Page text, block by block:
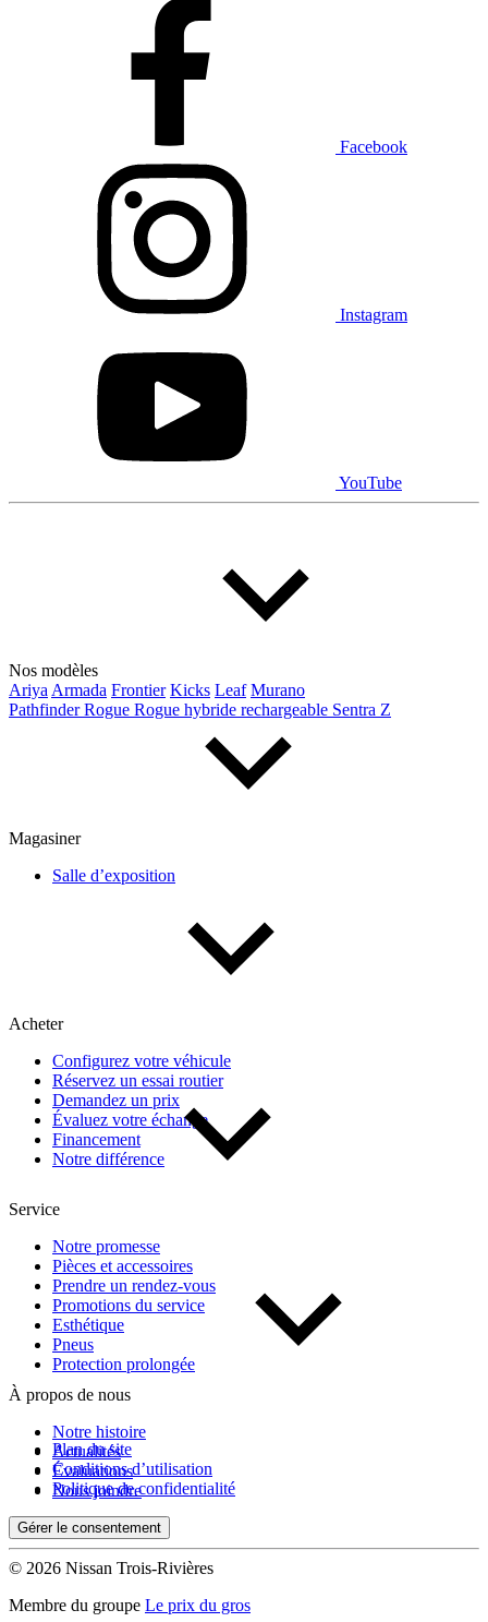
Facebook
Instagram
YouTube
Nos modèles
Ariya Armada Frontier Kicks Leaf Murano
PathfinderRogue Rogue hybride rechargeable Sentra Z
Magasiner
Salle d’exposition
Acheter
Configurez votre véhicule
Réservez un essai routier
Demandez un prix
Évaluez votre échange
Financement
Notre différence
Service
Notre promesse
Pièces et accessoires
Prendre un rendez-vous
Promotions du service
Esthétique
Pneus
Protection prolongée
À propos de nous
Notre histoire
Actualités
Évaluations
Nous joindre
Plan du site
Conditions d’utilisation
Politique de confidentialité
Gérer le consentement
© 2026 Nissan Trois-Rivières
Membre du groupe Le prix du gros